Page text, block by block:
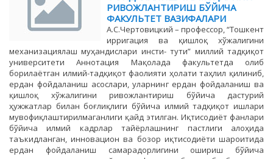
РИВОЖЛАНТИРИШ БЎЙИЧА
ФАКУЛЬТЕТ ВАЗИФАЛАРИ
А.С.Чертовицкий – профессор, “Тошкент
ирригация ва қишлоқ хўжалигини
механизациялаш муҳандислари инсти- тути” миллий тадқиқот
университети Аннотация Мақолада факультетда олиб
борилаётган илмий-тадқиқот фаолияти ҳолати таҳлил қилиниб,
ердан фойдаланиш асослари, уларнинг ердан фойдаланиш ва
қишлоқ хўжалигини ривожлантириш бўйича дастурий
ҳужжатлар билан боғлиқлиги бўйича илмий тадқиқот ишлари
мувофиқлаштирилмаганлиги қайд этилган. Иқтисодиёт фанлари
бўйича илмий кадрлар тайёрлашнинг пастлиги алоҳида
таъкидланган, инновацион ва бозор иқтисодиёти шароитида
ердан фойдаланиш самарадорлигини ошириш бўйича